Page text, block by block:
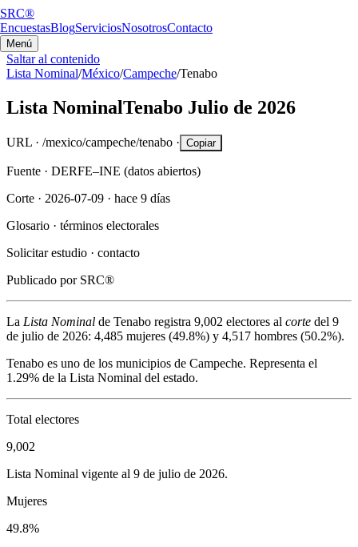
SRC®
EncuestasBlogServiciosNosotrosContacto
Menú
Saltar al contenido
Lista Nominal/México/Campeche/Tenabo
Lista NominalTenabo Julio de 2026
URL · /mexico/campeche/tenabo · Copiar
Fuente · DERFE–INE (datos abiertos)
Corte · 2026-07-09 · hace 9 días
Glosario · términos electorales
Solicitar estudio · contacto
Publicado por SRC®
La Lista Nominal de Tenabo registra 9,002 electores al corte del 9
de julio de 2026: 4,485 mujeres (49.8%) y 4,517 hombres (50.2%).
Tenabo es uno de los municipios de Campeche. Representa el
1.29% de la Lista Nominal del estado.
Total electores
9,002
Lista Nominal vigente al 9 de julio de 2026.
Mujeres
49.8%